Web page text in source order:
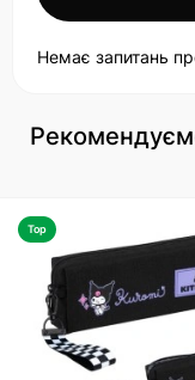
Немає запитань
Top